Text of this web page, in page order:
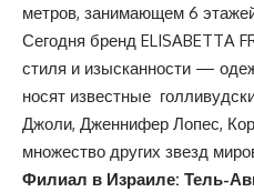
метров, занимающем 6
Сегодня бренд ELISABETTA
стиля и изысканности —
носят известные
Джоли, Дженнифер Лопес,
множество других звезд
Филиал в Израиле: Тель-